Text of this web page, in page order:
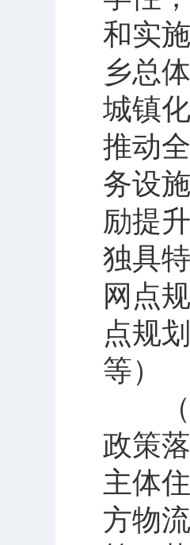
和实
乡总
城镇
推动
务设
励提
独具
网点
点规
等）
（十
政策
主体
方物